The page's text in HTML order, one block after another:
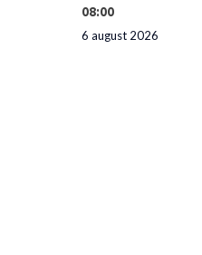
08:00
6 august 2026